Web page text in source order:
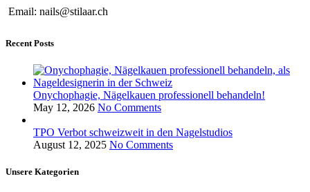
Email: nails@stilaar.ch
Recent Posts
Onychophagie, Nägelkauen professionell behandeln!
May 12, 2026 No Comments
TPO Verbot schweizweit in den Nagelstudios
August 12, 2025 No Comments
Unsere Kategorien